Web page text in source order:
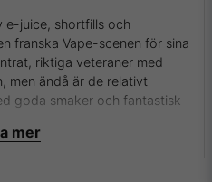
e-juice, shortfills och
franska Vape-scenen för sina
riktiga veteraner med
men ändå är de relativt
goda smaker och fantastisk
mer